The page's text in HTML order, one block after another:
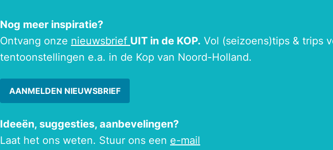
Nog meer inspiratie?
Ontvang onze nieuwsbrief UIT in de KOP. Vol (seizoens)tips & trips
tentoonstellingen e.a. in de Kop van Noord-Holland.
AANMELDEN NIEUWSBRIEF
Ideeën, suggesties, aanbevelingen?
Laat het ons weten. Stuur ons een e-mail